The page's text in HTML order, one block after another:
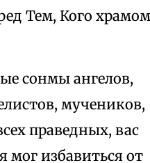
Тем, Кого храмом
сонмы ангелов,
мучеников,
праведных, вас
мог избавиться от